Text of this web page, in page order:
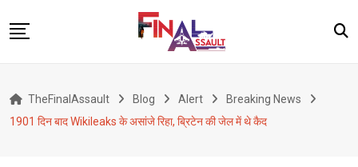
to
War
TheFinalAssault Blog Alert
Breaking News
1901 दिन बाद Wikileaks के असांजे रिहा, ब्रिटेन की जेल में थे कैद